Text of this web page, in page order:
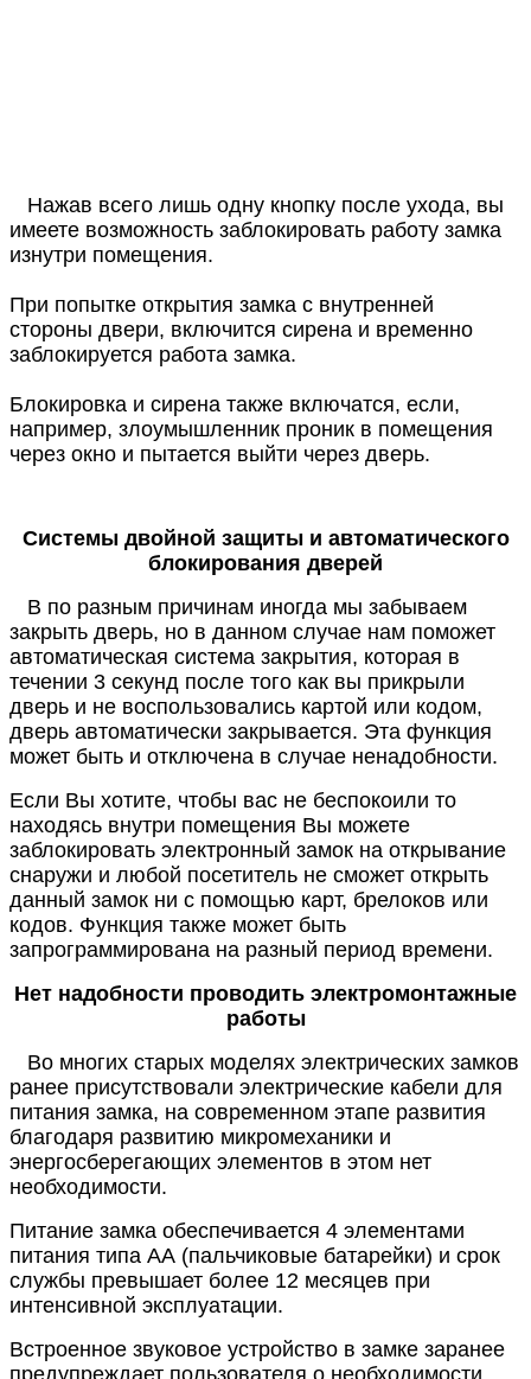
Нажав всего лишь одну кнопку после ухода, вы
имеете возможность заблокировать работу замка
изнутри помещения.
При попытке открытия замка с внутренней
стороны двери, включится сирена и временно
заблокируется работа замка.
Блокировка и сирена также включатся, если,
например, злоумышленник проник в помещения
через окно и пытается выйти через дверь.
Системы двойной защиты и автоматического
блокирования дверей
В по разным причинам иногда мы забываем
закрыть дверь, но в данном случае нам поможет
автоматическая система закрытия, которая в
течении 3 секунд после того как вы прикрыли
дверь и не воспользовались картой или кодом,
дверь автоматически закрывается. Эта функция
может быть и отключена в случае ненадобности.
Если Вы хотите, чтобы вас не беспокоили то
находясь внутри помещения Вы можете
заблокировать электронный замок на открывание
снаружи и любой посетитель не сможет открыть
данный замок ни с помощью карт, брелоков или
кодов. Функция также может быть
запрограммирована на разный период времени.
Нет надобности проводить электромонтажные
работы
Во многих старых моделях электрических замков
ранее присутствовали электрические кабели для
питания замка, на современном этапе развития
благодаря развитию микромеханики и
энергосберегающих элементов в этом нет
необходимости.
Питание замка обеспечивается 4 элементами
питания типа АА (пальчиковые батарейки) и срок
службы превышает более 12 месяцев при
интенсивной эксплуатации.
Встроенное звуковое устройство в замке заранее
предупреждает пользователя о необходимости